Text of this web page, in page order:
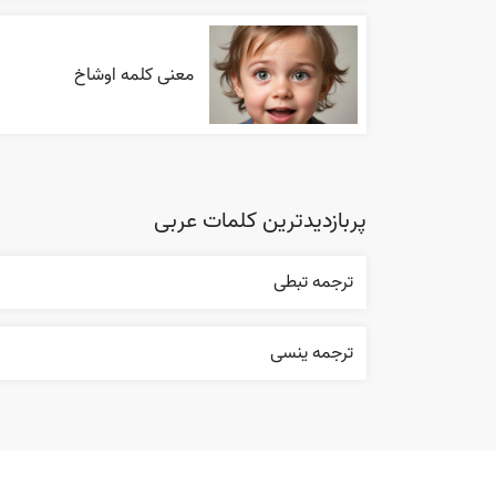
معنی کلمه اوشاخ
پربازدیدترین کلمات عربی
ترجمه تبطی
ترجمه ینسی